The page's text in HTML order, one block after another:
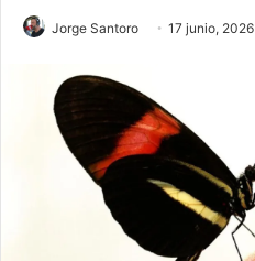
Jorge Santoro 17 junio, 2026